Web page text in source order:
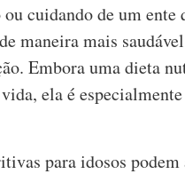
cuidando de um
maneira mais
Embora uma dieta
ela é
para idosos podem